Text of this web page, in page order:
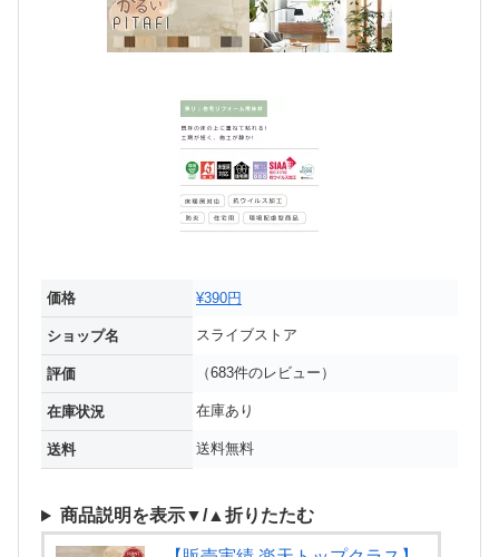
価格 ¥390円
ショップ名 スライブストア
評価 （683件のレビュー）
在庫状況 在庫あり
送料 送料無料
商品説明を表示▼/▲折りたたむ